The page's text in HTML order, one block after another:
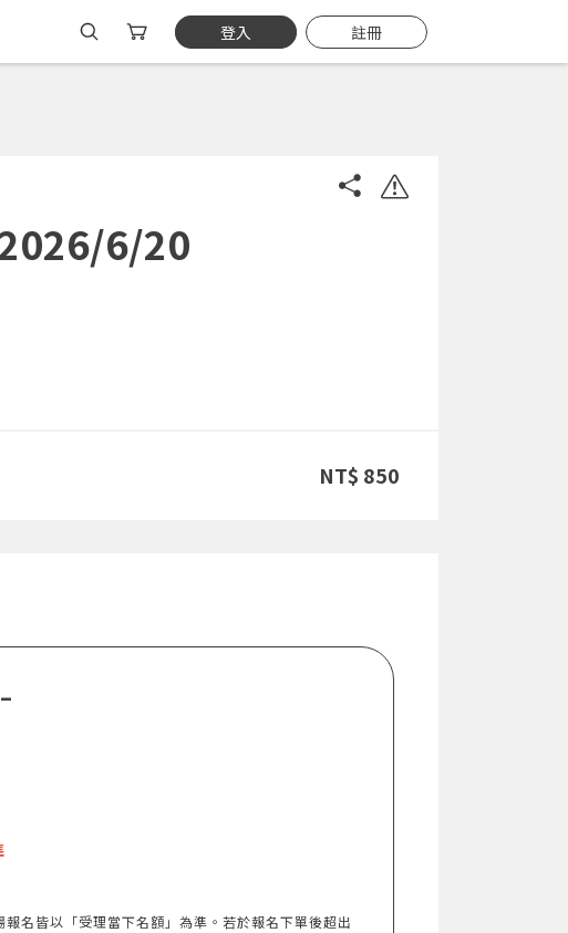
登入 註冊
6/20
NT$ 850
–
名皆以「受理當下名額」為準。若於報名下單後超出